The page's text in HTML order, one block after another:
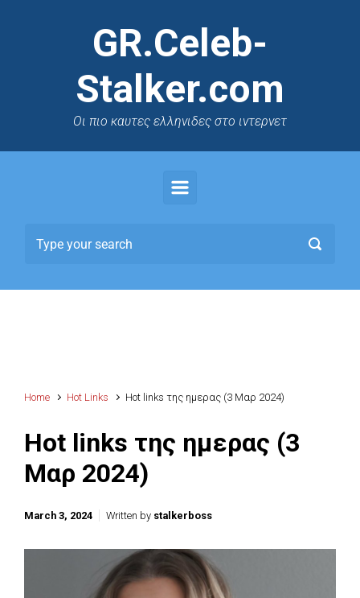
GR.Celeb-
Stalker.com
Oι πιο καυτες ελληνιδες στο ιντερνετ
Home Hot Links Hot links της ημερας (3 Μαρ 2024)
Hot links της ημερας (3
Μαρ 2024)
March 3, 2024 Written by stalkerboss